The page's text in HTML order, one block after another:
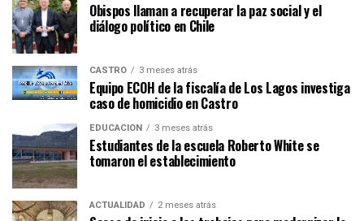
Obispos llaman a recuperar la paz social y el
diálogo político en Chile
CASTRO 3 meses atrás
Equipo ECOH de la fiscalía de Los Lagos investiga
caso de homicidio en Castro
EDUCACIÓN 3 meses atrás
Estudiantes de la escuela Roberto White se
tomaron el establecimiento
ACTUALIDAD 2 meses atrás